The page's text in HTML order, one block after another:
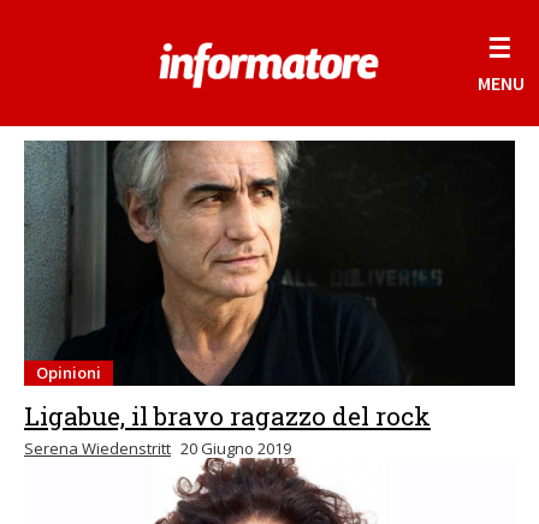
☰
MENU
Opinioni
Ligabue, il bravo ragazzo del rock
Serena Wiedenstritt 20 Giugno 2019